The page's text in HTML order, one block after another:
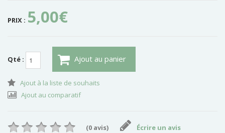
PRIX : 5,00€
Qté : Ajout au panier
Ajout à la liste de souhaits
Ajout au comparatif
(0 avis) Écrire un avis